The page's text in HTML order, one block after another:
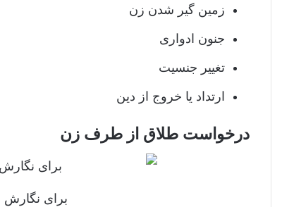
زمین گیر شدن زن
جنون ادواری
تغییر جنسیت
ارتداد یا خروج از دین
درخواست طلاق از طرف زن
برای نگارش